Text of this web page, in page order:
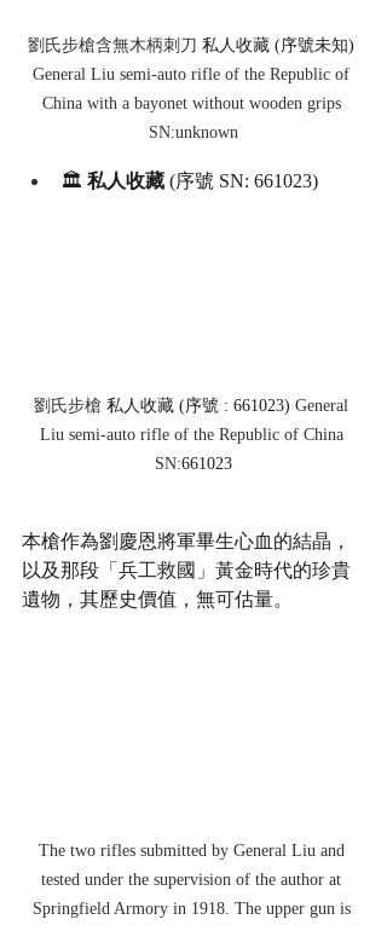
劉氏步槍含無木柄刺刀 私人收藏 (序號未知)
General Liu semi-auto rifle of the Republic of
China with a bayonet without wooden grips
SN:unknown
🏛️ 私人收藏 (序號 SN: 661023)
劉氏步槍 私人收藏 (序號 : 661023) General
Liu semi-auto rifle of the Republic of China
SN:661023
本槍作為劉慶恩將軍畢生心血的結晶，
以及那段「兵工救國」黃金時代的珍貴
遺物，其歷史價值，無可估量。
The two rifles submitted by General Liu and
tested under the supervision of the author at
Springfield Armory in 1918. The upper gun is